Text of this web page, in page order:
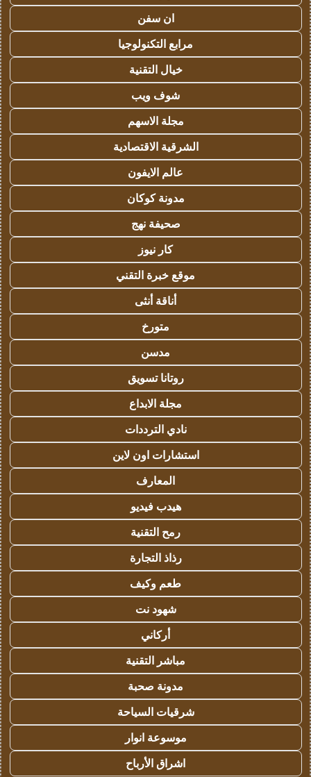
ان سفن
مرابع التكنولوجيا
خيال التقنية
شوف ويب
مجلة الاسهم
الشرقية الاقتصادية
عالم الايفون
مدونة كوكان
صحيفة نهج
كار نيوز
موقع خبرة التقني
أناقة أنثى
متورخ
مدسن
روتانا تسويق
مجلة الابداع
نادي الترددات
استشارات اون لاين
المعارف
هيدب فيديو
رمح التقنية
رذاذ التجارة
طعم وكيف
شهود نت
أركاني
مباشر التقنية
مدونة صحبة
شرقيات السياحة
موسوعة انوار
اشراق الأرباح